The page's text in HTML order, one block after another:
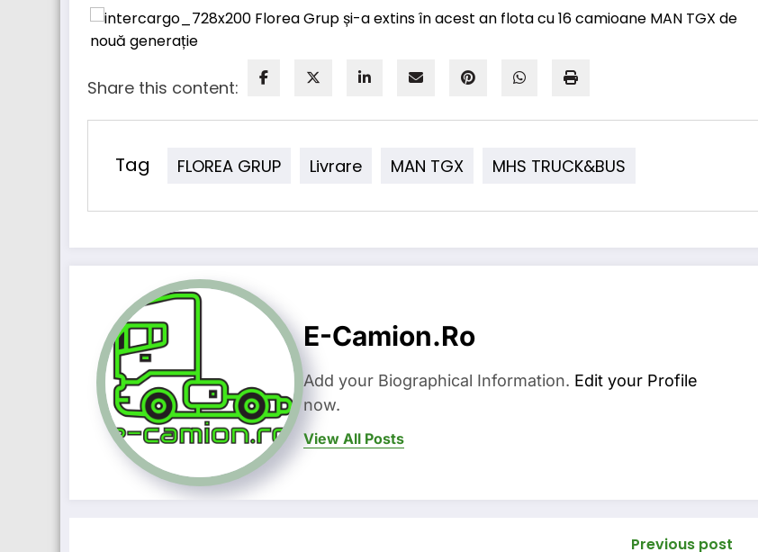
Share this content:
Tag FLOREA GRUP Livrare MAN TGX MHS TRUCK&BUS
E-Camion.ro
Add your Biographical Information. Edit your Profile
now.
View All Posts
Previous post